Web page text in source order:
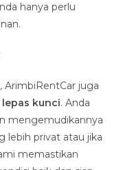
hanya perlu
ArimbiRentCar juga
kunci. Anda
mengemudikannya
lebih privat atau jika
memastikan